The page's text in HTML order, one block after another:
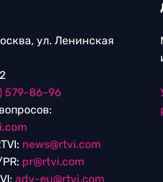
ул. Ленинская
579-86-96
news@rtvi.com
pr@rtvi.com
adv-eu@rtvi.com